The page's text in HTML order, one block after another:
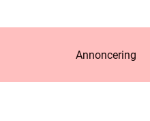
Annoncering